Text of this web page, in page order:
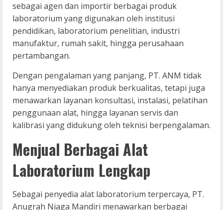
sebagai agen dan importir berbagai produk
laboratorium yang digunakan oleh institusi
pendidikan, laboratorium penelitian, industri
manufaktur, rumah sakit, hingga perusahaan
pertambangan.
Dengan pengalaman yang panjang, PT. ANM tidak
hanya menyediakan produk berkualitas, tetapi juga
menawarkan layanan konsultasi, instalasi, pelatihan
penggunaan alat, hingga layanan servis dan
kalibrasi yang didukung oleh teknisi berpengalaman.
Menjual Berbagai Alat
Laboratorium Lengkap
Sebagai penyedia alat laboratorium terpercaya, PT.
Anugrah Niaga Mandiri menawarkan berbagai